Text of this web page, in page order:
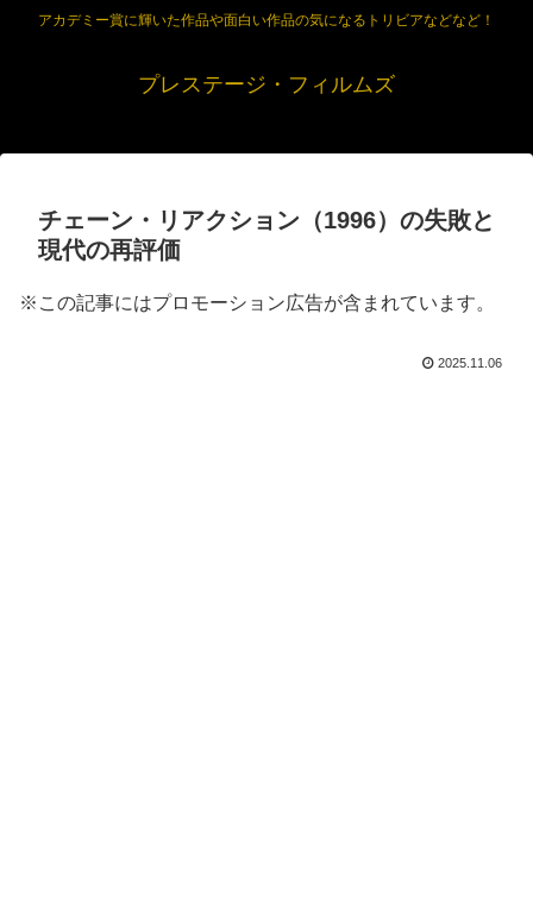
アカデミー賞に輝いた作品や面白い作品の気になるトリビアなどなど！
プレステージ・フィルムズ
チェーン・リアクション（1996）の失敗と
現代の再評価
※この記事にはプロモーション広告が含まれています。
2025.11.06